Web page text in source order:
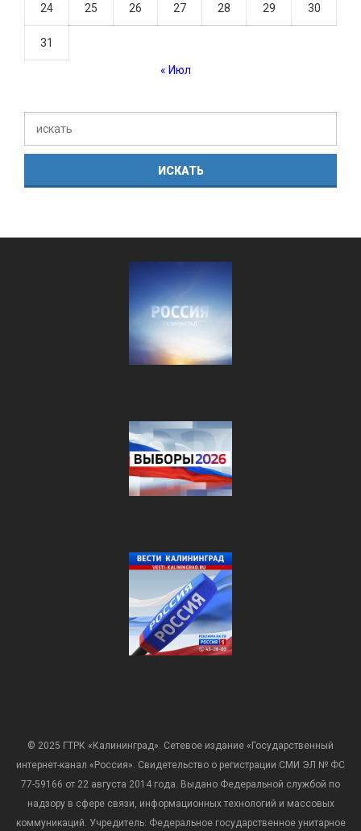
24 25 26 27 28 29 30
31
« Июл
© 2025 ГТРК «Калининград». Сетевое издание «Государственный
интернет-канал «Россия». Свидетельство о регистрации СМИ ЭЛ № ФС
77-59166 от 22 августа 2014 года. Выдано Федеральной службой по
надзору в сфере связи, информационных технологий и массовых
коммуникаций. Учредитель: Федеральное государственное унитарное